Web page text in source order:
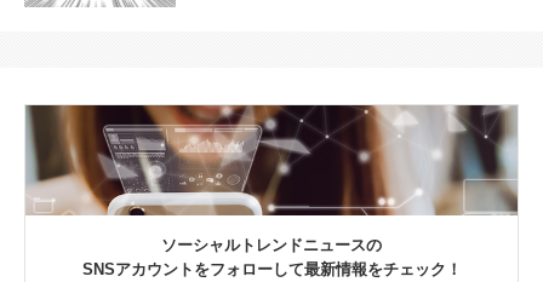
ソーシャルトレンドニュースの
SNSアカウントをフォローして最新情報をチェック！